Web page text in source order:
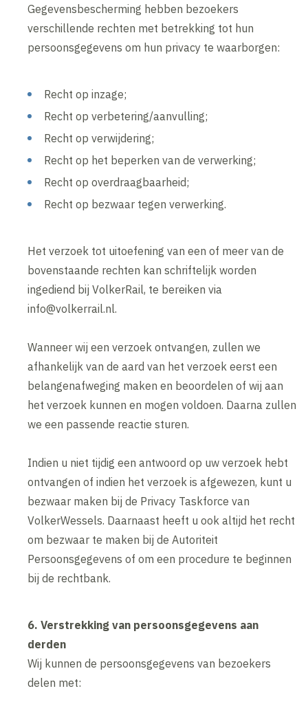
Gegevensbescherming hebben bezoekers
verschillende rechten met betrekking tot hun
persoonsgegevens om hun privacy te waarborgen:
Recht op inzage;
Recht op verbetering/aanvulling;
Recht op verwijdering;
Recht op het beperken van de verwerking;
Recht op overdraagbaarheid;
Recht op bezwaar tegen verwerking.
Het verzoek tot uitoefening van een of meer van de
bovenstaande rechten kan schriftelijk worden
ingediend bij VolkerRail, te bereiken via
info@volkerrail.nl.
Wanneer wij een verzoek ontvangen, zullen we
afhankelijk van de aard van het verzoek eerst een
belangenafweging maken en beoordelen of wij aan
het verzoek kunnen en mogen voldoen. Daarna zullen
we een passende reactie sturen.
Indien u niet tijdig een antwoord op uw verzoek hebt
ontvangen of indien het verzoek is afgewezen, kunt u
bezwaar maken bij de Privacy Taskforce van
VolkerWessels. Daarnaast heeft u ook altijd het recht
om bezwaar te maken bij de Autoriteit
Persoonsgegevens of om een procedure te beginnen
bij de rechtbank.
6. Verstrekking van persoonsgegevens aan
derden
Wij kunnen de persoonsgegevens van bezoekers
delen met: